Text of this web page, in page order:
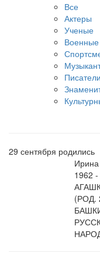
Все
Актеры
Ученые
Военные
Писатели
29 сентября родились
Ирина
1962
(РОД.